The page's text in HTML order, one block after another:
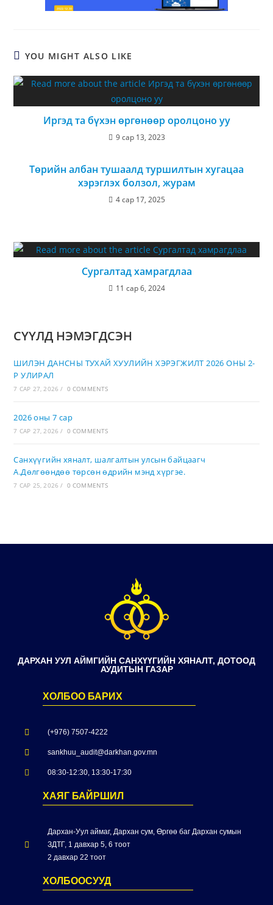
YOU MIGHT ALSO LIKE
Иргэд та бүхэн өргөнөөр оролцоно уу
9 сар 13, 2023
Төрийн албан тушаалд туршилтын хугацаа
хэрэглэх болзол, журам
4 сар 17, 2025
Сургалтад хамрагдлаа
11 сар 6, 2024
СҮҮЛД НЭМЭГДСЭН
ШИЛЭН ДАНСНЫ ТУХАЙ ХУУЛИЙН ХЭРЭГЖИЛТ 2026 ОНЫ 2-
Р УЛИРАЛ
7 САР 27, 2026 / 0 COMMENTS
2026 оны 7 сар
7 САР 27, 2026 / 0 COMMENTS
Санхүүгийн хяналт, шалгалтын улсын байцаагч
А.Дөлгөөндөө төрсөн өдрийн мэнд хүргэе.
7 САР 25, 2026 / 0 COMMENTS
ДАРХАН УУЛ АЙМГИЙН САНХҮҮГИЙН ХЯНАЛТ, ДОТООД
АУДИТЫН ГАЗАР
ХОЛБОО БАРИХ
(+976) 7507-4222
sankhuu_audit@darkhan.gov.mn
08:30-12:30, 13:30-17:30
ХАЯГ БАЙРШИЛ
Дархан-Уул аймаг, Дархан сум, Өргөө баг Дархан сумын
ЗДТГ, 1 давхар 5, 6 тоот
2 давхар 22 тоот
ХОЛБООСУУД